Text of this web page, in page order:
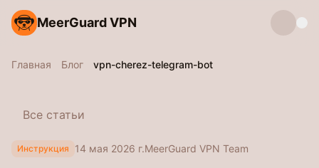
MeerGuard VPN
Главная Блог vpn-cherez-telegram-bot
Все статьи
Инструкция 14 мая 2026 г.MeerGuard VPN Team